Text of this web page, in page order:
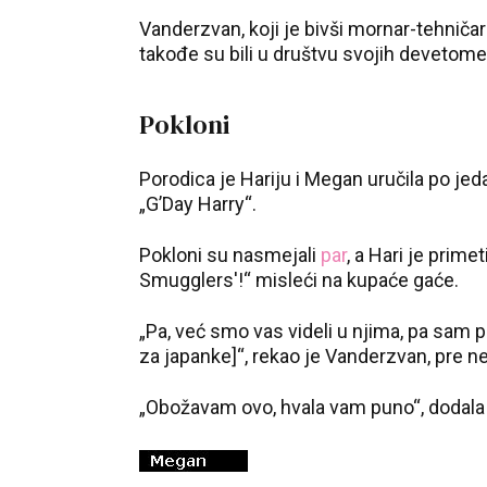
Vanderzvan, koji je bivši mornar-
takođe su bili u društvu svojih
Pokloni
Porodica je Hariju i Megan uručila po
„G’Day Harry“.
Pokloni su nasmejali par, a Hari je
Smugglers'!“ misleći na kupaće gaće.
„Pa, već smo vas videli u njima, pa sam
za japanke]“, rekao je Vanderzvan, pre
„Obožavam ovo, hvala vam puno“,